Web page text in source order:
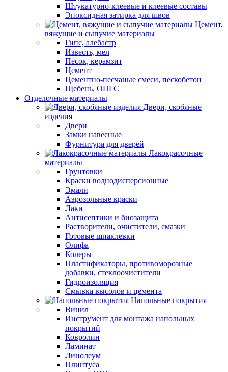
Штукатурно-клеевые и клеевые составы
Эпоксидная затирка для швов
Цемент,
вяжущие и сыпучие материалы
Гипс, алебастр
Известь, мел
Песок, керамзит
Цемент
Цементно-песчаные смеси, пескобетон
Щебень, ОПГС
Отделочные материалы
Двери, скобяные
изделия
Двери
Замки навесные
Фурнитура для дверей
Лакокрасочные
материалы
Грунтовки
Краски воднодисперсионные
Эмали
Аэрозольные краски
Лаки
Антисептики и биозащита
Растворители, очистители, смазки
Готовые шпаклевки
Олифа
Колеры
Пластификаторы, противоморозные
добавки, стеклоочистители
Гидроизоляция
Смывка высолов и цемента
Напольные покрытия
Винил
Инструмент для монтажа напольных
покрытий
Ковролин
Ламинат
Линолеум
Плинтуса